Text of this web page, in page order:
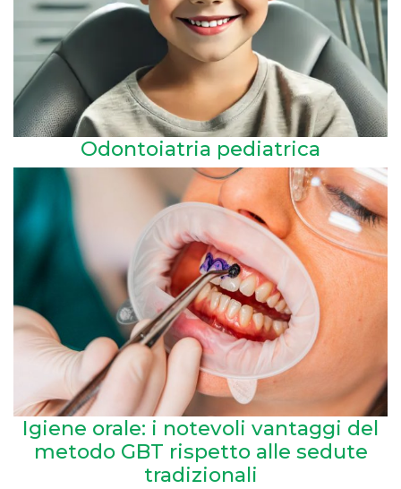
Odontoiatria pediatrica
Igiene orale: i notevoli vantaggi del
metodo GBT rispetto alle sedute
tradizionali